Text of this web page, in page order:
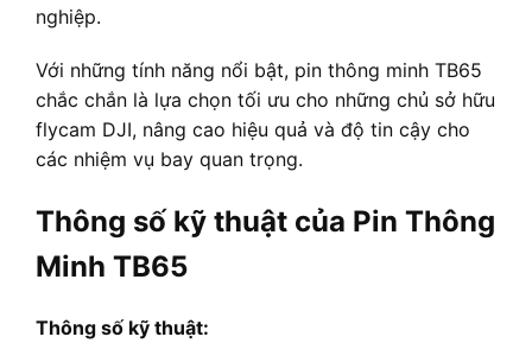
nghiệp.
Với những tính năng nổi bật, pin thông minh TB65
chắc chắn là lựa chọn tối ưu cho những chủ sở hữu
flycam DJI, nâng cao hiệu quả và độ tin cậy cho
các nhiệm vụ bay quan trọng.
Thông số kỹ thuật của Pin Thông
Minh TB65
Thông số kỹ thuật: